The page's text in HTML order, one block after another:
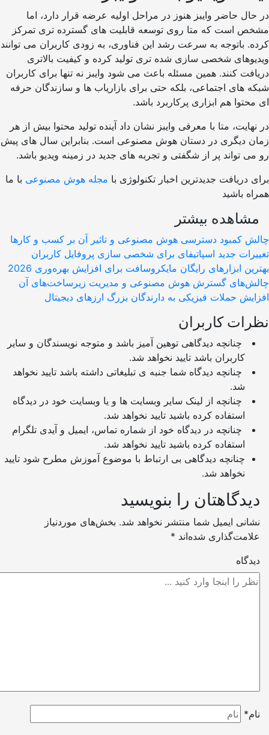
حاضر وایبز هنوز در مراحل اولیه عرضه قرار دارد، اما
است که متا روی توسعه قابلیت های گسترده تری تمرکز
باتوجه به سرعت رشد این فناوری، به زودی کاربران می توانند
شخصی سازی شده تری تولید کرده و کیفیت بالاتری
کنند. همین مسئله باعث می شود وایبز نه تنها برای کاربران
های اجتماعی، بلکه حتی برای بازاریاب ها و سازندگان حرفه
هم ابزاری پرکاربرد باشد.
متا با معرفی وایبز نشان داد آینده تولید محتوا بیش از هر
دیگری در دستان هوش مصنوعی است. بنابراین سال های پیش
تواند پر از شگفتی و تجربه های جدید در زمینه ویدیو باشد.
دریافت جدیدترین اخبار تکنولوژی بامجله هوش مصنوعیبا ما
باشید
بیشتر
کمبود دسترسی هوش مصنوعی و تاثیر آن بر کسب و کارها
جدید اسپاتیفای برای شخصی سازی پروفایل کاربران
ابزارهای رایگان مایکروسافت برای افزایش بهره‌وری 2026
گسترش هوش مصنوعی و مدیریت زیرساخت‌های آن
حملات فیزیکی به دارندگان بزرگ ارزهای دیجیتال
کاربران
چنانچه دیدگاهی توهین آمیز باشد و متوجه نویسندگان و سایر
کاربران باشد تایید نخواهد شد.
چنانچه دیدگاه شما جنبه ی تبلیغاتی داشته باشد تایید نخواهد
چنانچه از لینک سایر وبسایت ها و یا وبسایت خود در دیدگاه
استفاده کرده باشید تایید نخواهد شد.
چنانچه در دیدگاه خود از شماره تماس، ایمیل و آیدی تلگرام
استفاده کرده باشید تایید نخواهد شد.
چنانچه دیدگاهی بی ارتباط با موضوع آموزش مطرح شود تایید
نخواهد شد.
را بنویسید
ایمیل شما منتشر نخواهد شد. بخش‌های موردنیاز
شده‌اند*